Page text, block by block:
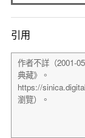
引用